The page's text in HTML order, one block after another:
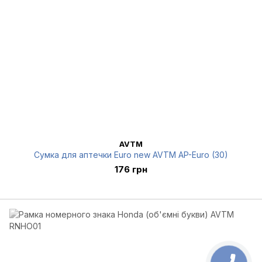
AVTM
Сумка для аптечки Euro new AVTM AP-Euro (30)
176 грн